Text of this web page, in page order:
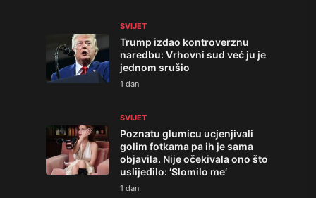
SVIJET
Trump izdao kontroverznu
naredbu: Vrhovni sud već ju je
jednom srušio
1 dan
SVIJET
Poznatu glumicu ucjenjivali
golim fotkama pa ih je sama
objavila. Nije očekivala ono što
uslijedilo: ‘Slomilo me‘
1 dan